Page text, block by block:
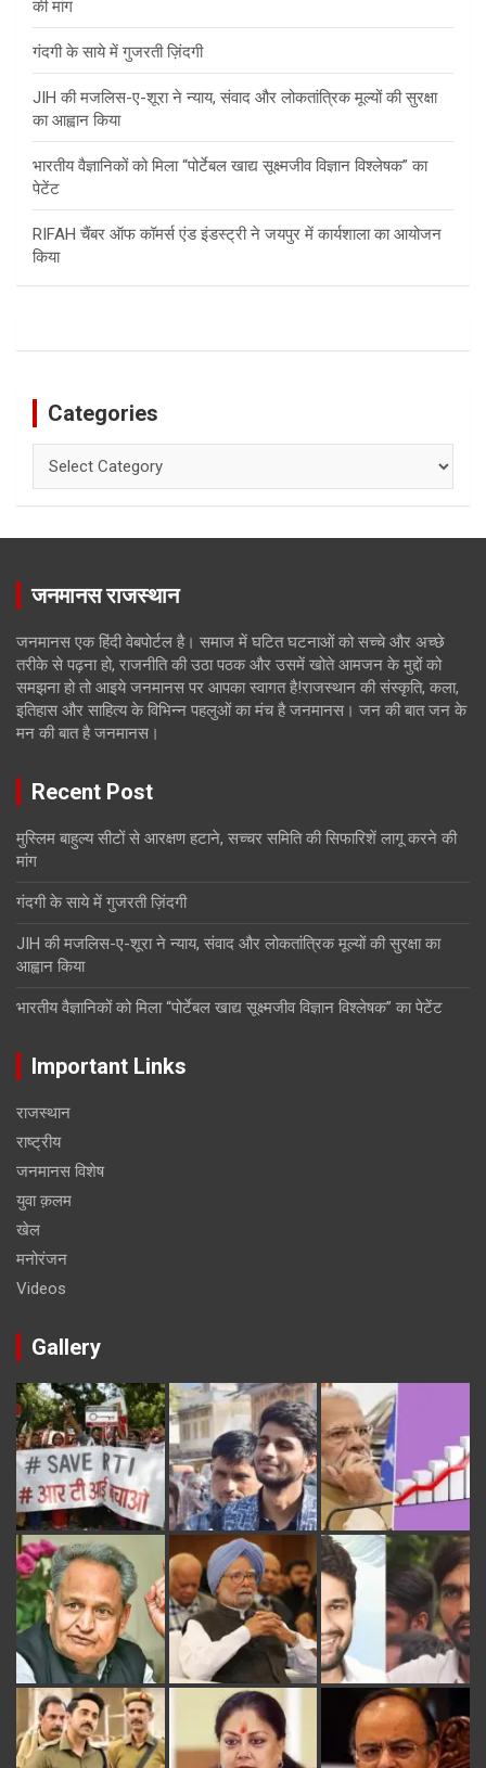
की मांग
गंदगी के साये में गुजरती ज़िंदगी
JIH की मजलिस-ए-शूरा ने न्याय, संवाद और लोकतांत्रिक मूल्यों की सुरक्षा
का आह्वान किया
भारतीय वैज्ञानिकों को मिला “पोर्टेबल खाद्य सूक्ष्मजीव विज्ञान विश्लेषक” का
पेटेंट
RIFAH चैंबर ऑफ कॉमर्स एंड इंडस्ट्री ने जयपुर में कार्यशाला का आयोजन
किया
Categories
जनमानस राजस्थान
जनमानस एक हिंदी वेबपोर्टल है। समाज में घटित घटनाओं को सच्चे और अच्छे
तरीके से पढ़ना हो, राजनीति की उठा पठक और उसमें खोते आमजन के मुद्दों को
समझना हो तो आइये जनमानस पर आपका स्वागत है!राजस्थान की संस्कृति, कला,
इतिहास और साहित्य के विभिन्न पहलुओं का मंच है जनमानस। जन की बात जन के
मन की बात है जनमानस।
Recent Post
मुस्लिम बाहुल्य सीटों से आरक्षण हटाने, सच्चर समिति की सिफारिशें लागू करने की
मांग
गंदगी के साये में गुजरती ज़िंदगी
JIH की मजलिस-ए-शूरा ने न्याय, संवाद और लोकतांत्रिक मूल्यों की सुरक्षा का
आह्वान किया
भारतीय वैज्ञानिकों को मिला “पोर्टेबल खाद्य सूक्ष्मजीव विज्ञान विश्लेषक” का पेटेंट
Important Links
राजस्थान
राष्ट्रीय
जनमानस विशेष
युवा क़लम
खेल
मनोरंजन
Videos
Gallery